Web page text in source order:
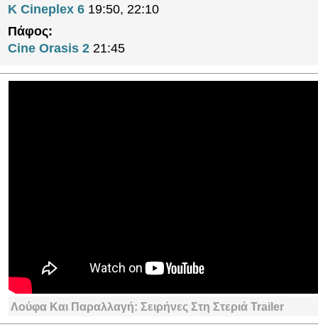
K Cineplex 6 19:50, 22:10
Πάφος:
Cine Orasis 2 21:45
Λούφα Και Παραλλαγή: Σειρήνες Στη Στεριά Trailer